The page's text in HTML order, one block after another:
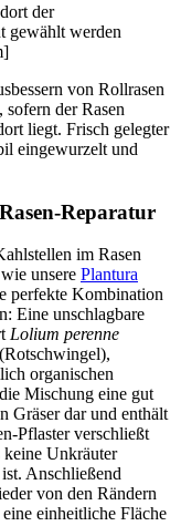
der
gewählt werden
von Rollrasen
der Rasen
liegt. Frisch gelegter
eingewurzelt und
Reparatur
im Rasen
unsere Plantura
perfekte Kombination
Eine unschlagbare
Lolium perenne
(Rotschwingel),
organischen
Mischung eine gut
Gräser dar und enthält
Pflaster verschließt
keine Unkräuter
Anschließend
von den Rändern
einheitliche Fläche